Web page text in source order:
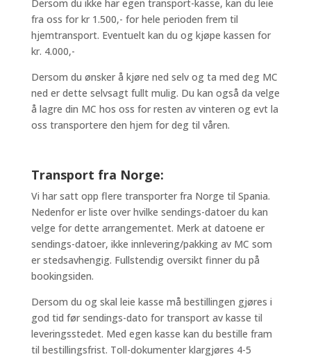
Dersom du ikke har egen transport-kasse, kan du leie
fra oss for kr 1.500,- for hele perioden frem til
hjemtransport. Eventuelt kan du og kjøpe kassen for
kr. 4.000,-
Dersom du ønsker å kjøre ned selv og ta med deg MC
ned er dette selvsagt fullt mulig. Du kan også da velge
å lagre din MC hos oss for resten av vinteren og evt la
oss transportere den hjem for deg til våren.
Transport fra Norge:
Vi har satt opp flere transporter fra Norge til Spania.
Nedenfor er liste over hvilke sendings-datoer du kan
velge for dette arrangementet. Merk at datoene er
sendings-datoer, ikke innlevering/pakking av MC som
er stedsavhengig. Fullstendig oversikt finner du på
bookingsiden.
Dersom du og skal leie kasse må bestillingen gjøres i
god tid før sendings-dato for transport av kasse til
leveringsstedet. Med egen kasse kan du bestille fram
til bestillingsfrist. Toll-dokumenter klargjøres 4-5